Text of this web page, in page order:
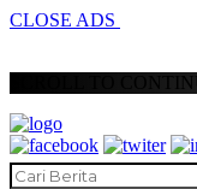
CLOSE ADS
SCROLL TO